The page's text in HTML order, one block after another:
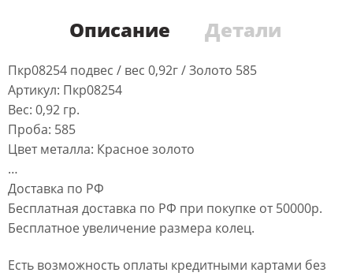
Описание Детали
Пкр08254 подвес / вес 0,92г / Золото 585
Артикул: Пкр08254
Вес: 0,92 гр.
Проба: 585
Цвет металла: Красное золото
…
Доставка по РФ
Бесплатная доставка по РФ при покупке от 50000р.
Бесплатное увеличение размера колец.
Есть возможность оплаты кредитными картами без